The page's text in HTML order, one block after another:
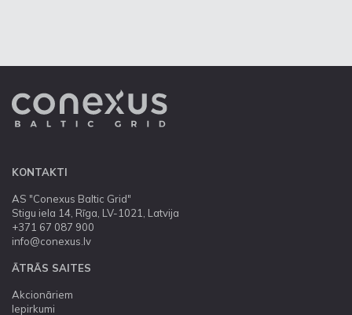
KONTAKTI
AS "Conexus Baltic Grid"
Stigu iela 14, Rīga, LV-1021, Latvija
+371 67 087 900
info@conexus.lv
ĀTRĀS SAITES
Akcionāriem
Iepirkumi